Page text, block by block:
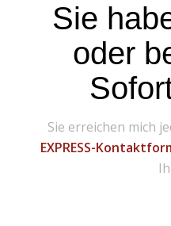
Sie
oder
Sie erreichen mich
EXPRESS-